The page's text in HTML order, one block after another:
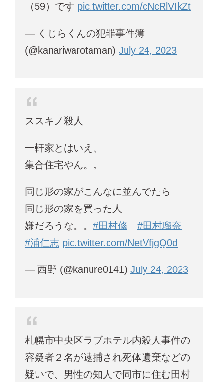
（59）です pic.twitter.com/cNcRlVIkZt
— くじらくんの犯罪事件簿
(@kanariwarotaman) July 24, 2023
ススキノ殺人
一軒家とはいえ、
集合住宅やん。。
同じ形の家がこんなに並んでたら
同じ形の家を買った人
嫌だろうな。。 #田村修
#田村瑠奈
#浦仁志 pic.twitter.com/NetVfjgQ0d
— 西野 (@kanure0141) July 24, 2023
札幌市中央区ラブホテル内殺人事件の
容疑者２名が逮捕され死体遺棄などの
疑いで、男性の知人で同市に住む田村